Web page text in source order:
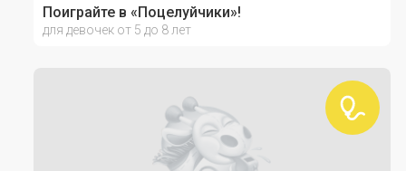
Поиграйте в «Поцелуйчики»!
для девочек от 5 до 8 лет